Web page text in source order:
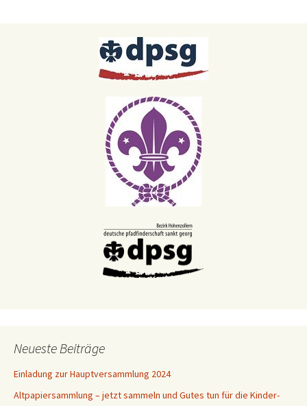
Neueste Beiträge
Einladung zur Hauptversammlung 2024
Altpapiersammlung – jetzt sammeln und Gutes tun für die Kinder-